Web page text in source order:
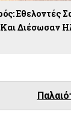
Εθελοντές
Διέσωσαν